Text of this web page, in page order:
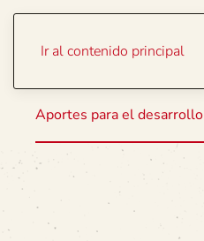
Ir al contenido principal
Aportes para el desarrollo